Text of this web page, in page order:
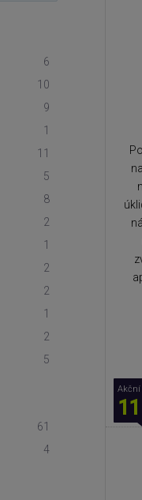
Akční
6
10
9
1
11
5
8
2
1
2
2
1
2
5
61
4